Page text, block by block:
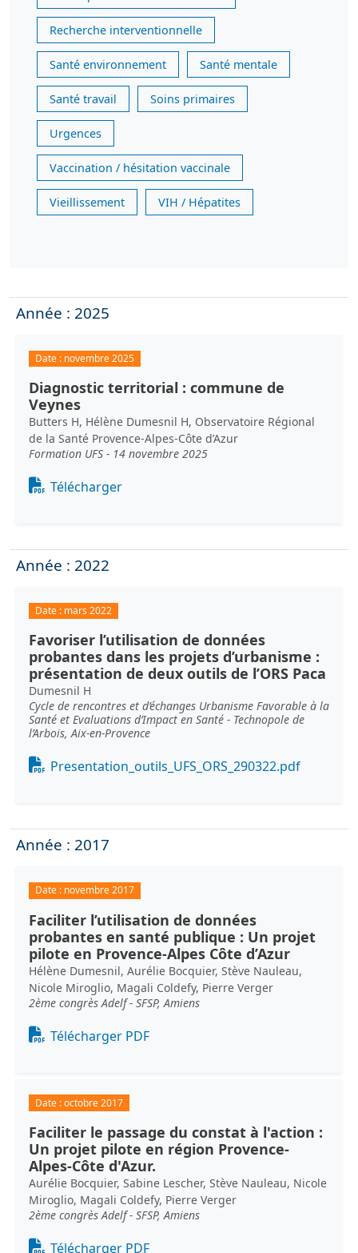
Recherche interventionnelle
Santé environnement Santé mentale
Santé travail Soins primaires
Urgences
Vaccination / hésitation vaccinale
Vieillissement VIH / Hépatites
Année : 2025
Date : novembre 2025
Diagnostic territorial : commune de
Veynes
Butters H, Hélène Dumesnil H, Observatoire Régional
de la Santé Provence-Alpes-Côte d’Azur
Formation UFS - 14 novembre 2025
Document
Télécharger
Année : 2022
Date : mars 2022
Favoriser l’utilisation de données
probantes dans les projets d’urbanisme :
présentation de deux outils de l’ORS Paca
Dumesnil H
Cycle de rencontres et d’échanges Urbanisme Favorable à la
Santé et Evaluations d’Impact en Santé - Technopole de
l’Arbois, Aix-en-Provence
Document
Presentation_outils_UFS_ORS_290322.pdf
Année : 2017
Date : novembre 2017
Faciliter l’utilisation de données
probantes en santé publique : Un projet
pilote en Provence-Alpes Côte d’Azur
Hélène Dumesnil, Aurélie Bocquier, Stève Nauleau,
Nicole Miroglio, Magali Coldefy, Pierre Verger
2ème congrès Adelf - SFSP, Amiens
Document
Télécharger PDF
Date :octobre 2017
Faciliter le passage du constat à l'action :
Un projet pilote en région Provence-
Alpes-Côte d'Azur.
Aurélie Bocquier, Sabine Lescher, Stève Nauleau, Nicole
Miroglio, Magali Coldefy, Pierre Verger
2ème congrès Adelf - SFSP, Amiens
Document
Télécharger PDF